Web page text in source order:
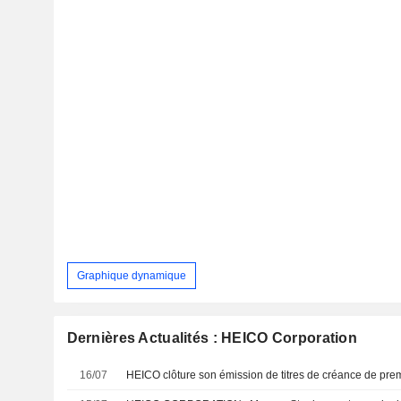
Graphique dynamique
Dernières Actualités : HEICO Corporation
16/07 HEICO clôture son émission de titres de créance de